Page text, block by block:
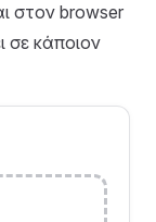
στον browser
σε κάποιον